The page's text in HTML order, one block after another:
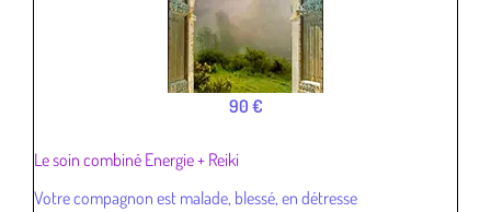
90 €
Le soin combiné Energie + Reiki
Votre compagnon est malade, blessé, en détresse